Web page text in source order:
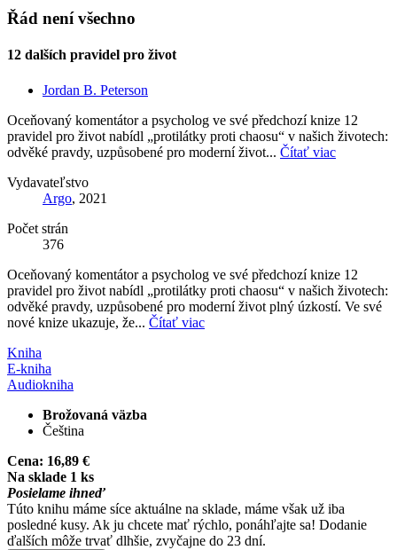
Řád není všechno
12 dalších pravidel pro život
Jordan B. Peterson
Oceňovaný komentátor a psycholog ve své předchozí knize 12
pravidel pro život nabídl „protilátky proti chaosu“ v našich životech:
odvěké pravdy, uzpůsobené pro moderní život... Čítať viac
Vydavateľstvo
Argo, 2021
Počet strán
376
Oceňovaný komentátor a psycholog ve své předchozí knize 12
pravidel pro život nabídl „protilátky proti chaosu“ v našich životech:
odvěké pravdy, uzpůsobené pro moderní život plný úzkostí. Ve své
nové knize ukazuje, že... Čítať viac
Kniha
E-kniha
Audiokniha
Brožovaná väzba
Čeština
Cena: 16,89 €
Na sklade 1 ks
Posielame ihneď
Túto knihu máme síce aktuálne na sklade, máme však už iba
posledné kusy. Ak ju chcete mať rýchlo, ponáhľajte sa! Dodanie
ďalších môže trvať dlhšie, zvyčajne do 23 dní.